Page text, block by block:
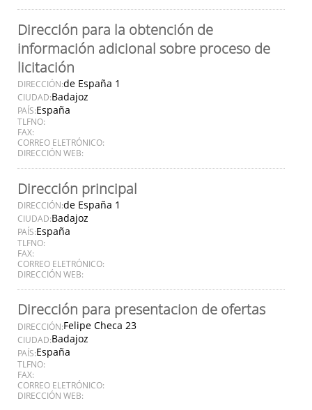
Dirección para la obtención de
información adicional sobre proceso de
licitación
DIRECCIÓN:de España 1
CIUDAD:Badajoz
PAÍS:España
TLFNO:
FAX:
CORREO ELETRÓNICO:
DIRECCIÓN WEB:
Dirección principal
DIRECCIÓN:de España 1
CIUDAD:Badajoz
PAÍS:España
TLFNO:
FAX:
CORREO ELETRÓNICO:
DIRECCIÓN WEB:
Dirección para presentacion de ofertas
DIRECCIÓN:Felipe Checa 23
CIUDAD:Badajoz
PAÍS:España
TLFNO:
FAX:
CORREO ELETRÓNICO:
DIRECCIÓN WEB: